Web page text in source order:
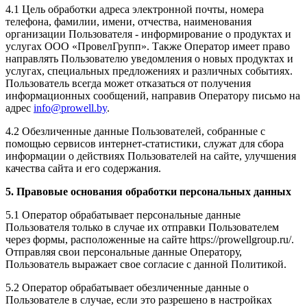
4.1 Цель обработки адреса электронной почты, номера
телефона, фамилии, имени, отчества, наименования
организации Пользователя - информирование о продуктах и
услугах ООО «ПровелГрупп». Также Оператор имеет право
направлять Пользователю уведомления о новых продуктах и
услугах, специальных предложениях и различных событиях.
Пользователь всегда может отказаться от получения
информационных сообщений, направив Оператору письмо на
адрес info@prowell.by.
4.2 Обезличенные данные Пользователей, собранные с
помощью сервисов интернет-статистики, служат для сбора
информации о действиях Пользователей на сайте, улучшения
качества сайта и его содержания.
5. Правовые основания обработки персональных данных
5.1 Оператор обрабатывает персональные данные
Пользователя только в случае их отправки Пользователем
через формы, расположенные на сайте https://prowellgroup.ru/.
Отправляя свои персональные данные Оператору,
Пользователь выражает свое согласие с данной Политикой.
5.2 Оператор обрабатывает обезличенные данные о
Пользователе в случае, если это разрешено в настройках